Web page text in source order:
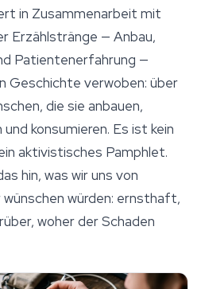
in Zusammenarbeit mit
Erzählstränge — Anbau,
Patientenerfahrung —
Geschichte verwoben: über
die sie anbauen,
konsumieren. Es ist kein
aktivistisches Pamphlet.
hin, was wir uns von
würden: ernsthaft,
woher der Schaden